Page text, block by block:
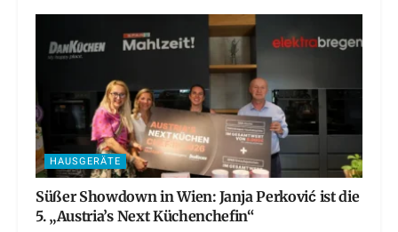
HAUSGERÄTE
Süßer Showdown in Wien: Janja Perković ist die
5. „Austria’s Next Küchenchefin“